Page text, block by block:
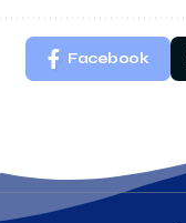
Facebook